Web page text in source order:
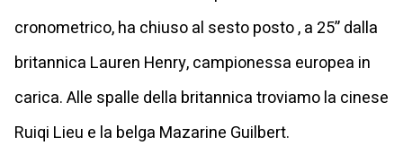
cronometrico, ha chiuso al sesto posto , a 25” dalla
britannica Lauren Henry, campionessa europea in
carica. Alle spalle della britannica troviamo la cinese
Ruiqi Lieu e la belga Mazarine Guilbert.